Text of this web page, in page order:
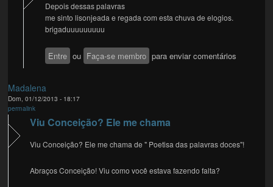
Depois dessas palavras
me sinto lisonjeada e regada com esta chuva de elogios.
brigaduuuuuuuuu
Entre ou Faça-se membro para enviar comentários
Madalena
Dom, 01/12/2013 - 18:17
permalink
Viu Conceição? Ele me chama
Viu Conceição? Ele me chama de " Poetisa das palavras doces"!
Abraços Conceição! Viu como você estava fazendo falta?